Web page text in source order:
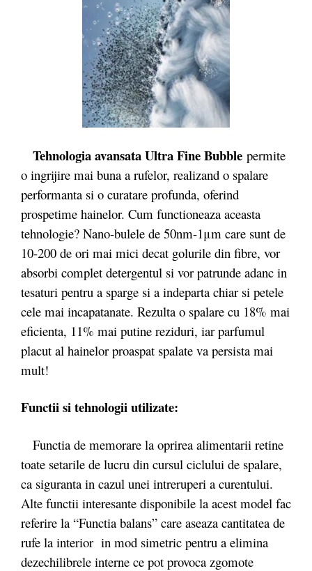
Tehnologia avansata Ultra Fine Bubble permite
o ingrijire mai buna a rufelor, realizand o spalare
performanta si o curatare profunda, oferind
prospetime hainelor. Cum functioneaza aceasta
tehnologie? Nano-bulele de 50nm-1μm care sunt de
10-200 de ori mai mici decat golurile din fibre, vor
absorbi complet detergentul si vor patrunde adanc in
tesaturi pentru a sparge si a indeparta chiar si petele
cele mai incapatanate. Rezulta o spalare cu 18% mai
eficienta, 11% mai putine reziduri, iar parfumul
placut al hainelor proaspat spalate va persista mai
mult!
Functii si tehnologii utilizate:
Functia de memorare la oprirea alimentarii retine
toate setarile de lucru din cursul ciclului de spalare,
ca siguranta in cazul unei intreruperi a curentului.
Alte functii interesante disponibile la acest model fac
referire la “Functia balans” care aseaza cantitatea de
rufe la interior in mod simetric pentru a elimina
dezechilibrele interne ce pot provoca zgomote